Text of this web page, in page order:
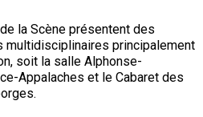
Beauce-Appalaches
la Scène présentent des
principalement
soit la salle Alphonse-
Appalaches et le Cabaret des